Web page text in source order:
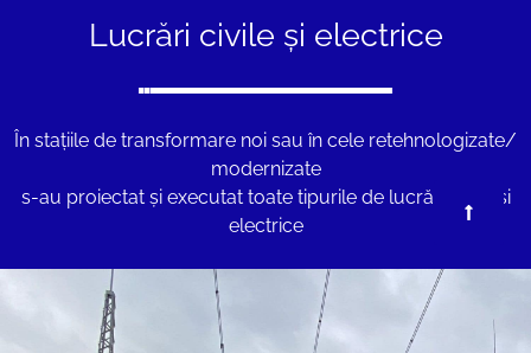
Lucrări civile și electrice
În staţiile de transformare noi sau în cele retehnologizate/
modernizate
s-au proiectat şi executat toate tipurile de lucrări civile şi
electrice